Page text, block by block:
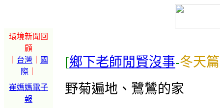
環境新聞回
顧
台灣
國
際
崔媽媽電子
報
[鄉下老師閒賢沒事-冬天篇
野菊遍地、鷺鷥的家